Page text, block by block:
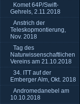
Komet 64P/Swift-
Gehrels, 2.11.2018
Anstrich der
Teleskopmontierung,
Nov. 2018
Tag des
Naturwissenschaftlichen
Vereins am 21.10.2018
34. ITT auf der
Emberger Alm, Okt. 2018
Andromedanebel am
10.10.2018